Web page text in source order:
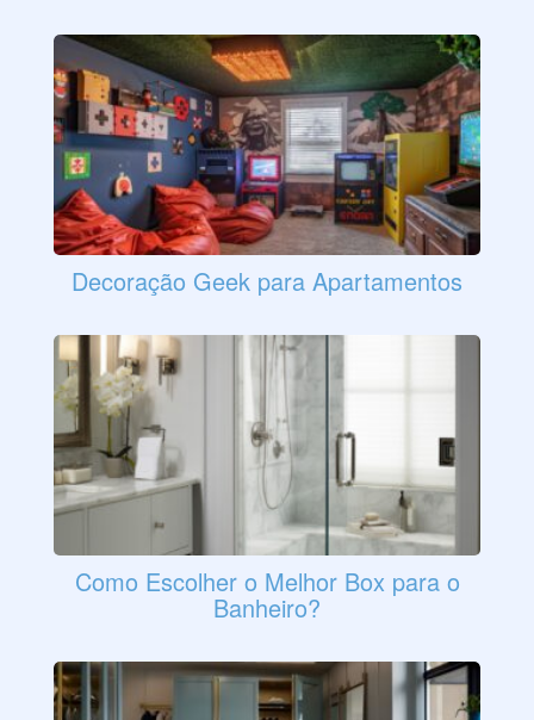
Decoração Geek para Apartamentos
Como Escolher o Melhor Box para o
Banheiro?